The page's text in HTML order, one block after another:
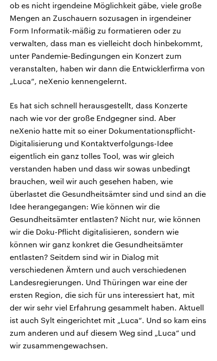
ob es nicht irgendeine Möglichkeit gäbe, viele große
Mengen an Zuschauern sozusagen in irgendeiner
Form Informatik-mäßig zu formatieren oder zu
verwalten, dass man es vielleicht doch hinbekommt,
unter Pandemie-Bedingungen ein Konzert zum
veranstalten, haben wir dann die Entwicklerfirma von
„Luca“, neXenio kennengelernt.
Es hat sich schnell herausgestellt, dass Konzerte
nach wie vor der große Endgegner sind. Aber
neXenio hatte mit so einer Dokumentationspflicht-
Digitalisierung und Kontaktverfolgungs-Idee
eigentlich ein ganz tolles Tool, was wir gleich
verstanden haben und dass wir sowas unbedingt
brauchen, weil wir auch gesehen haben, wie
überlastet die Gesundheitsämter sind und sind an die
Idee herangegangen: Wie können wir die
Gesundheitsämter entlasten? Nicht nur, wie können
wir die Doku-Pflicht digitalisieren, sondern wie
können wir ganz konkret die Gesundheitsämter
entlasten? Seitdem sind wir in Dialog mit
verschiedenen Ämtern und auch verschiedenen
Landesregierungen. Und Thüringen war eine der
ersten Region, die sich für uns interessiert hat, mit
der wir sehr viel Erfahrung gesammelt haben. Aktuell
ist auch Sylt eingerichtet mit „Luca“. Und so kam eins
zum anderen und auf diesem Weg sind „Luca“ und
wir zusammengewachsen.